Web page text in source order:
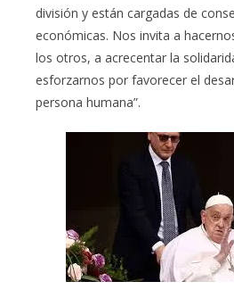
división y están cargadas de
económicas. Nos invita a
los otros, a acrecentar la
esforzarnos por favorecer el
persona humana”.